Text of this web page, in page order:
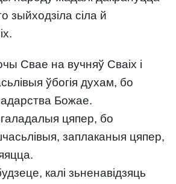
зыйходзіла сіла й
Свае на вучняў Сваіх і
ўбогія духам, бо
Божае.
цяпер, бо
заплаканыя цяпер,
калі зьненавідзяць